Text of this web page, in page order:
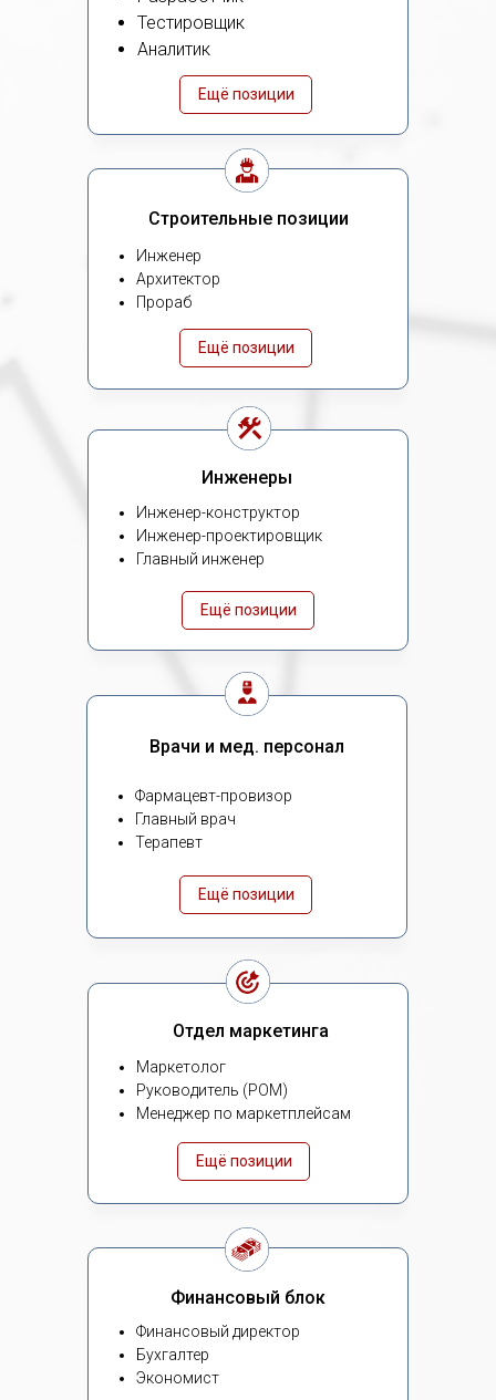
Тестировщик
Аналитик
Ещё позиции
Строительные позиции
Инженер
Архитектор
Прораб
Ещё позиции
Инженеры
Инженер-конструктор
Инженер-проектировщик
Главный инженер
Ещё позиции
Врачи и мед. персонал
Фармацевт-провизор
Главный врач
Терапевт
Ещё позиции
Отдел маркетинга
Маркетолог
Руководитель (РОМ)
Менеджер по маркетплейсам
Ещё позиции
Финансовый блок
Финансовый директор
Бухгалтер
Экономист